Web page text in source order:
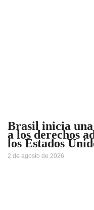
Brasil inicia
a los derechos
los Estados
2 de agosto de 2026